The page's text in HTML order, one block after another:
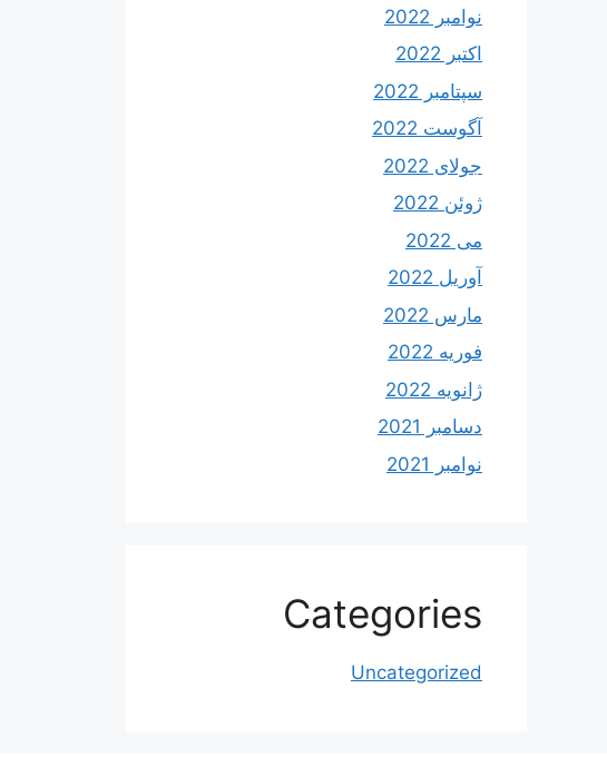
نوامبر 2022
اکتبر 2022
سپتامبر 2022
آگوست 2022
جولای 2022
ژوئن 2022
می 2022
آوریل 2022
مارس 2022
فوریه 2022
ژانویه 2022
دسامبر 2021
نوامبر 2021
Categories
Uncategorized